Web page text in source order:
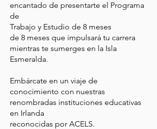
encantado de presentarte el Programa
de
Trabajo y Estudio de 8 meses
de 8 meses que impulsará tu carrera
mientras te sumerges en la Isla
Esmeralda.
Embárcate en un viaje de
conocimiento con nuestras
renombradas instituciones educativas
en Irlanda
reconocidas por ACELS.